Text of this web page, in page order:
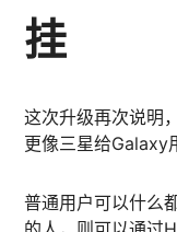
挂
这次升级再次说明
更像三星给Galaxy
普通用户可以什么